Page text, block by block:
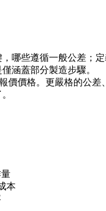
哪些遵循一般公差；
涵蓋部分製造步驟。
價價格。更嚴格的
本